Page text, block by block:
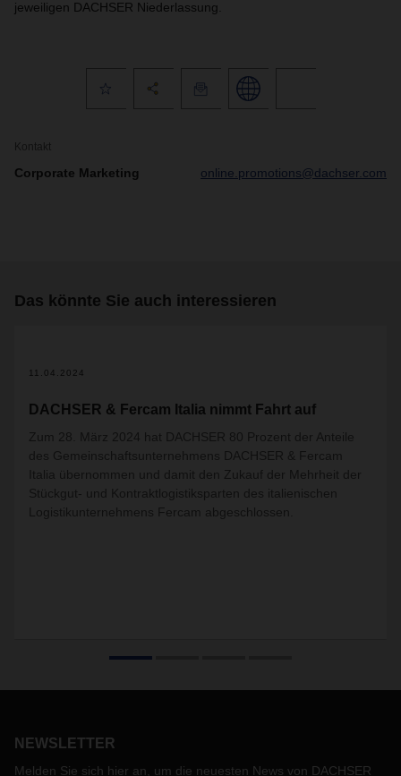
jeweiligen DACHSER Niederlassung.
Kontakt
Corporate Marketing online.promotions@dachser.com
Das könnte Sie auch interessieren
11.04.2024
DACHSER & Fercam Italia nimmt Fahrt auf
Zum 28. März 2024 hat DACHSER 80 Prozent der Anteile
des Gemeinschaftsunternehmens DACHSER & Fercam
Italia übernommen und damit den Zukauf der Mehrheit der
Stückgut- und Kontraktlogistiksparten des italienischen
Logistikunternehmens Fercam abgeschlossen.
NEWSLETTER
Melden Sie sich hier an, um die neuesten News von DACHSER